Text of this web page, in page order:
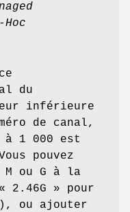
du
inférieure
de canal,
à 1 000 est
pouvez
ou G à la
2.46G » pour
ou ajouter